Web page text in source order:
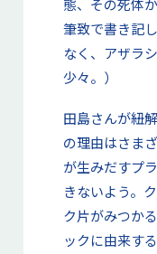
態、その死体
筆致で書き記
なく、アザラ
少々。）
田島さんが紐
の理由はさま
が生みだすプ
きないよう。
ク片がみつか
ックに由来す